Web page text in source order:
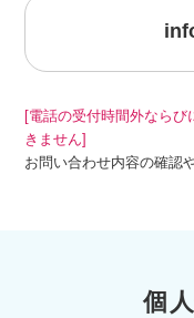
[電話の受付時間外なら
きません]
お問い合わせ内容の確認
個